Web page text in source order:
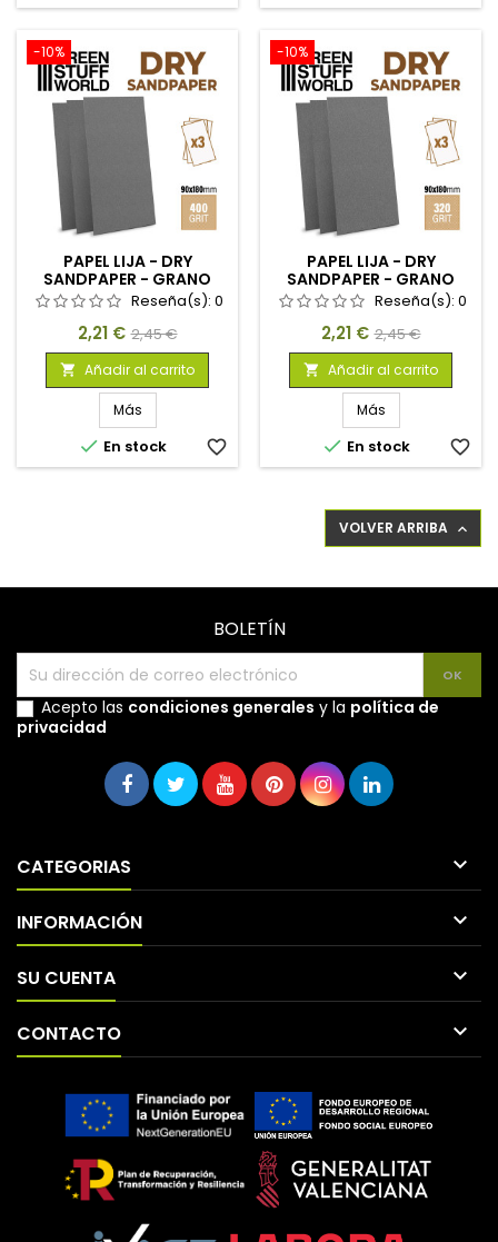
-10%
PAPEL LIJA - DRY
SANDPAPER - GRANO
400Reseña(s): 0
Precio
2,21 € Precio
base
2,45 €
 Añadir al carrito
Más
 En stock favorite_border
-10%
PAPEL LIJA - DRY
SANDPAPER - GRANO
320Reseña(s): 0
Precio
2,21 € Precio
base
2,45 €
 Añadir al carrito
Más
 En stock favorite_border
VOLVER ARRIBA 
BOLETÍN
Acepto las condiciones generales y la política de
privacidad
CATEGORIAS 
INFORMACIÓN 
SU CUENTA 
CONTACTO 